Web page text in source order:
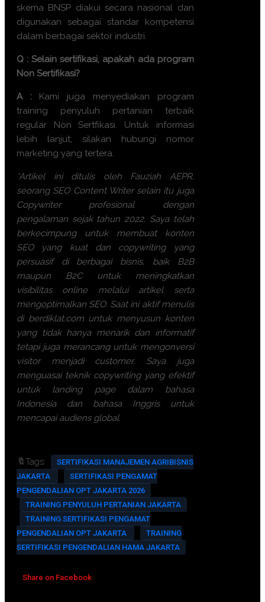
skema BNSP diakui secara nasional dan
digunakan sebagai standar kompetensi
dalam berbagai sektor industri.
Q : Selain sertifikasi, apakah ada program
Non Sertifikasi?
A :Kami juga menyediakan program
training penyuluh pertanian terbaik
regular Non Sertfikasi. Untuk informasi
lebih lanjut, silakan hubungi nomor
marketing yang tertera.
*Artikel ini ditulis oleh Fauziah AEPR,
seorang SEO Content Writer selain itu juga
Copywriter profesional dengan
pengalaman sejak tahun 2022. Saya telah
berkecimpung untuk membuat konten
SEO yang kuat dan copywriting yang
persuasif di berbagai bisnis, baik B2B
maupun B2C untuk meningkatkan
visibilitas online melalui artikel serta
mengoptimalkan SEO. Saat ini aktif menulis
di berdiklat.com untuk menyusun konten
yang tidak hanya menarik dan informatif
tetapi juga merancang untuk mengonversi
visitor menjadi customer. Saya juga
menguasai teknik copywriting yang efektif
untuk landing page dalam bahasa
Indonesia dan bahasa Inggris untuk
mencapai audiens global.
🔖Tags:
SERTIFIKASI MANAJEMEN AGRIBISNIS
JAKARTA
SERTIFIKASI PENGAMAT
PENGENDALIAN OPT JAKARTA 2026
TRAINING PENYULUH PERTANIAN JAKARTA
TRAINING SERTIFIKASI PENGAMAT
PENGENDALIAN OPT JAKARTA
TRAINING
SERTIFIKASI PENGENDALIAN HAMA JAKARTA
Share on Facebook